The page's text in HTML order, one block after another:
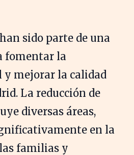
sido parte de una
fomentar la
y mejorar la calidad
La reducción de
diversas áreas,
en la
familias y